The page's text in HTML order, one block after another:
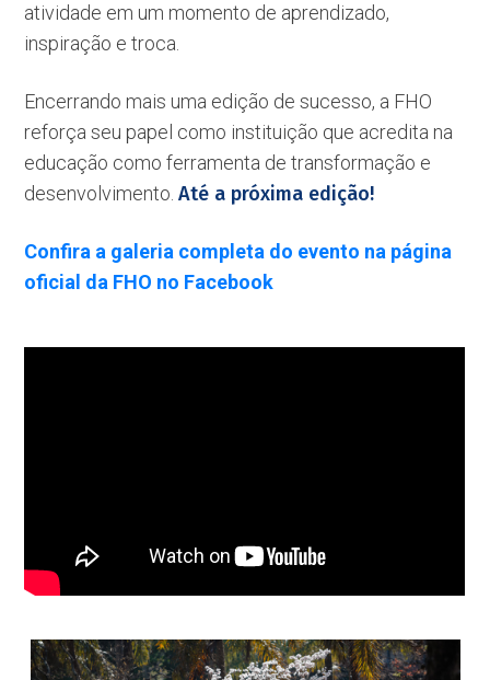
atividade em um momento de aprendizado,
inspiração e troca.
Encerrando mais uma edição de sucesso, a FHO
reforça seu papel como instituição que acredita na
educação como ferramenta de transformação e
desenvolvimento.Até a próxima edição!
Confira a galeria completa do evento na página
oficial da FHO no Facebook